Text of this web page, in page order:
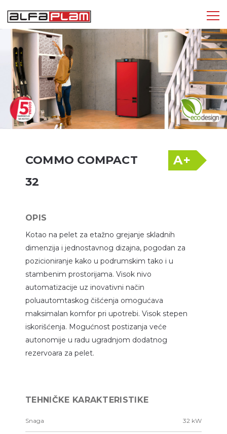
COMMO COMPACT
32
A+
OPIS
Kotao na pelet za etažno grejanje skladnih
dimenzija i jednostavnog dizajna, pogodan za
pozicioniranje kako u podrumskim tako i u
stambenim prostorijama. Visok nivo
automatizacije uz inovativni način
poluautomtaskog čišćenja omogućava
maksimalan komfor pri upotrebi. Visok stepen
iskorišćenja. Mogućnost postizanja veće
autonomije u radu ugradnjom dodatnog
rezervoara za pelet.
TEHNIČKE KARAKTERISTIKE
Snaga 32 kW